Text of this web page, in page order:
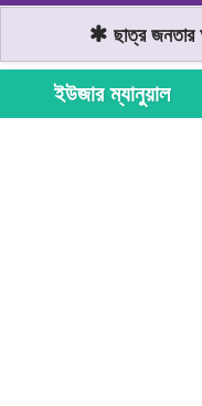
ছাত্র জনতার
ইউজার ম্যানুয়াল